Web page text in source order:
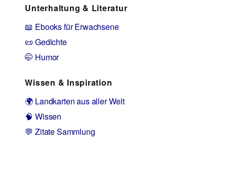
Unterhaltung & Literatur
📖 Ebooks für Erwachsene
📜 Gedichte
🤭 Humor
Wissen & Inspiration
🌍 Landkarten aus aller Welt
🧠 Wissen
💬 Zitate Sammlung